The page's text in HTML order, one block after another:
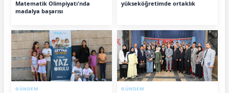
Matematik Olimpiyatı'nda
madalya başarısı
yükseköğretimde ortaklık
GÜNDEM GÜNDEM